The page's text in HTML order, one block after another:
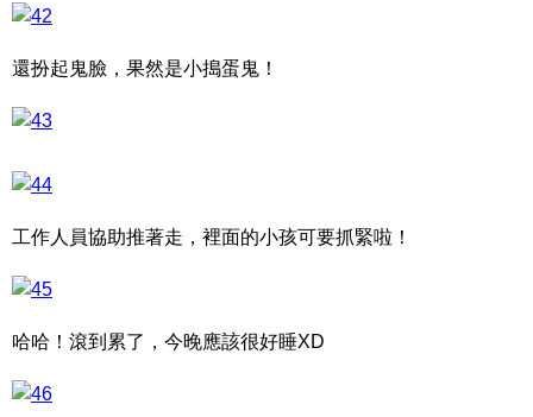
還扮起鬼臉，果然是小搗蛋鬼！
工作人員協助推著走，裡面的小孩可要抓緊啦！
哈哈！滾到累了，今晚應該很好睡XD